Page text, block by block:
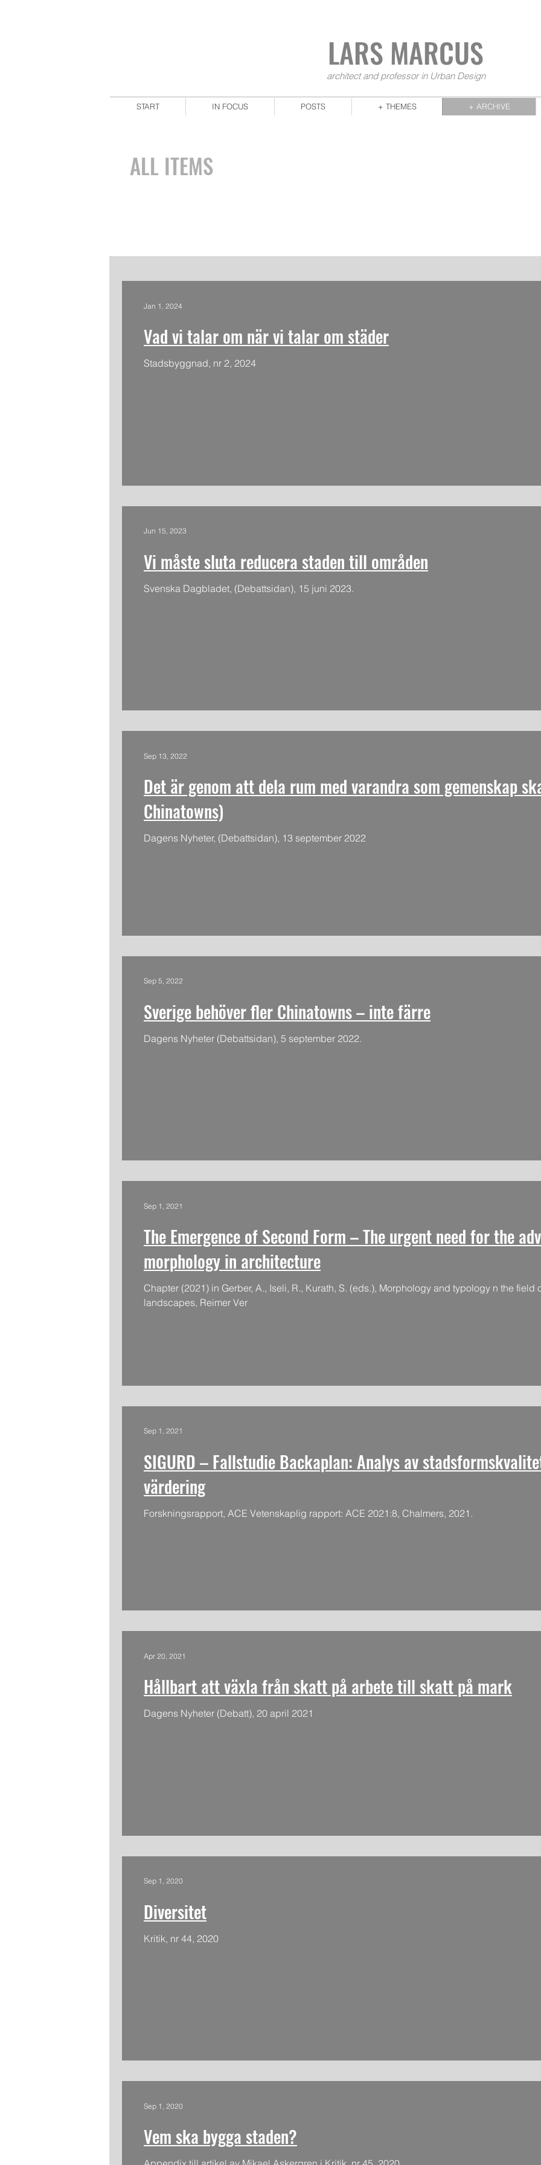
LARS MARCUS
architect and professor in Urban Design
START IN FOCUS POSTS + THEMES + ARCHIVE
ALL ITEMS
Vad vi talar om när vi talar om städer
Stadsbyggnad, nr 2, 2024
Jan 1, 2024
Vi måste sluta reducera staden till områden
Svenska Dagbladet, (Debattsidan), 15 juni 2023.
Jun 15, 2023
Det är genom att dela rum med varandra som gemenskap
Chinatowns)
Dagens Nyheter, (Debattsidan), 13 september 2022
Sep 13, 2022
Sverige behöver fler Chinatowns – inte färre
Dagens Nyheter (Debattsidan), 5 september 2022.
Sep 5, 2022
The Emergence of Second Form – The urgent need for the
morphology in architecture
Chapter (2021) in Gerber, A., Iseli, R., Kurath, S. (eds.), Morphology and typology n the field
landscapes, Reimer Ver
Sep 1, 2021
SIGURD – Fallstudie Backaplan: Analys av
värdering
Forskningsrapport, ACE Vetenskaplig rapport: ACE 2021:8, Chalmers, 2021.
Sep 1, 2021
Hållbart att växla från skatt på arbete till skatt på mark
Dagens Nyheter (Debatt), 20 april 2021
Apr 20, 2021
Diversitet
Kritik, nr 44, 2020
Sep 1, 2020
Vem ska bygga staden?
Sep 1, 2020